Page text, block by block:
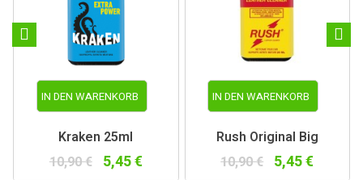
IN DEN WARENKORB
Kraken 25ml
10,90 € 5,45 €
IN DEN WARENKORB
Rush Original Big
10,90 € 5,45 €